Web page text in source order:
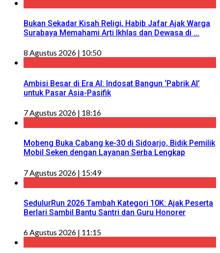
Bukan Sekadar Kisah Religi, Habib Jafar Ajak Warga
Surabaya Memahami Arti Ikhlas dan Dewasa di ...
8 Agustus 2026 | 10:50
Ambisi Besar di Era AI: Indosat Bangun ‘Pabrik AI’
untuk Pasar Asia-Pasifik
7 Agustus 2026 | 18:16
Mobeng Buka Cabang ke-30 di Sidoarjo, Bidik Pemilik
Mobil Seken dengan Layanan Serba Lengkap
7 Agustus 2026 | 15:49
SedulurRun 2026 Tambah Kategori 10K: Ajak Peserta
Berlari Sambil Bantu Santri dan Guru Honorer
6 Agustus 2026 | 11:15